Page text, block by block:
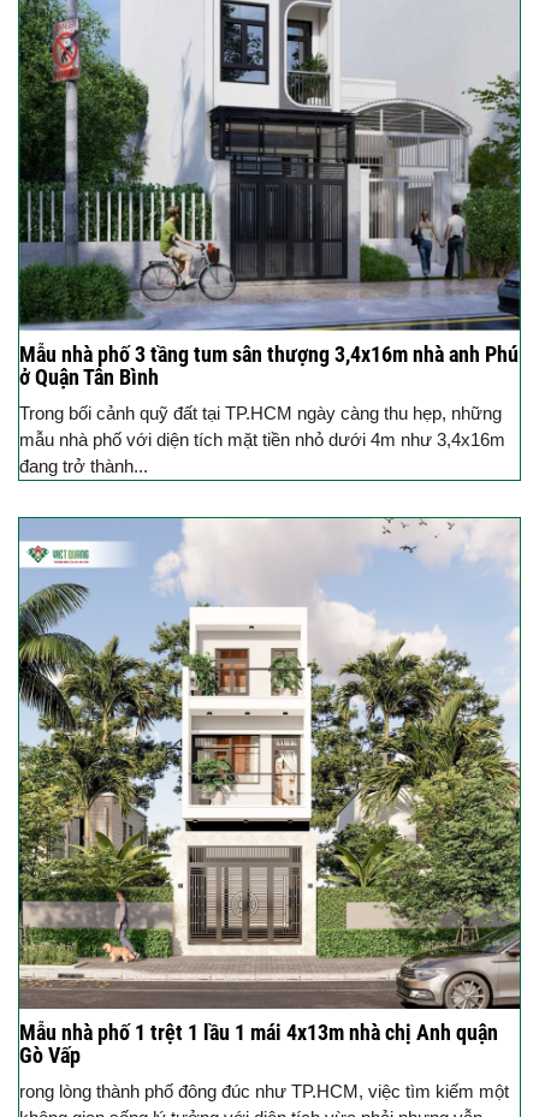
Mẫu nhà phố 3 tầng tum sân thượng 3,4x16m nhà anh Phú
ở Quận Tân Bình
Trong bối cảnh quỹ đất tại TP.HCM ngày càng thu hẹp, những
mẫu nhà phố với diện tích mặt tiền nhỏ dưới 4m như 3,4x16m
đang trở thành...
Mẫu nhà phố 1 trệt 1 lầu 1 mái 4x13m nhà chị Anh quận
Gò Vấp
rong lòng thành phố đông đúc như TP.HCM, việc tìm kiếm một